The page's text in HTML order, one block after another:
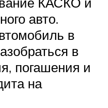
авто.
в
в
погашения и
на